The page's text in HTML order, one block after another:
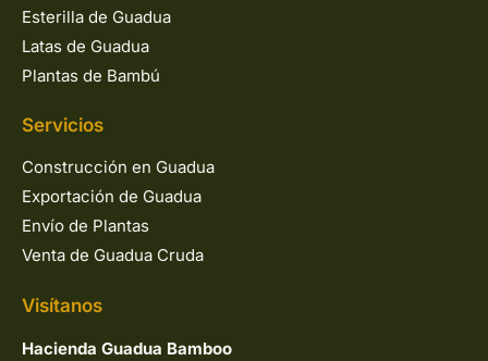
Esterilla de Guadua
Latas de Guadua
Plantas de Bambú
Servicios
Construcción en Guadua
Exportación de Guadua
Envío de Plantas
Venta de Guadua Cruda
Visítanos
Hacienda Guadua Bamboo